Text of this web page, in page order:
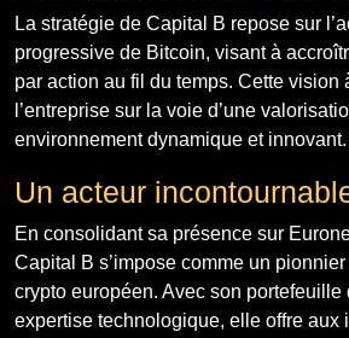
La stratégie de Capital B repose sur
progressive de Bitcoin, visant à
par action au fil du temps. Cette vision
l’entreprise sur la voie d’une
environnement dynamique et innovant.
Un acteur
En consolidant sa présence sur
Capital B s’impose comme un
crypto européen. Avec son portefeuille
expertise technologique, elle offre aux